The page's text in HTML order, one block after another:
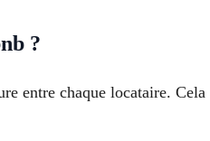
?
entre chaque locataire.